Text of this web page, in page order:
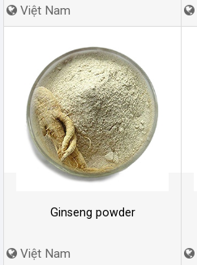
Việt Nam
Ginseng powder
Việt Nam